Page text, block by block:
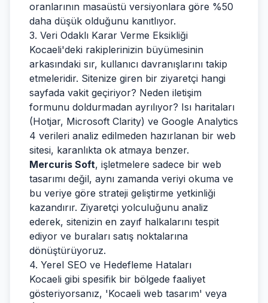
oranlarının masaüstü versiyonlara göre %50
daha düşük olduğunu kanıtlıyor.
3. Veri Odaklı Karar Verme Eksikliği
Kocaeli'deki rakiplerinizin büyümesinin
arkasındaki sır, kullanıcı davranışlarını takip
etmeleridir. Sitenize giren bir ziyaretçi hangi
sayfada vakit geçiriyor? Neden iletişim
formunu doldurmadan ayrılıyor? Isı haritaları
(Hotjar, Microsoft Clarity) ve Google Analytics
4 verileri analiz edilmeden hazırlanan bir web
sitesi, karanlıkta ok atmaya benzer.
Mercuris Soft, işletmelere sadece bir web
tasarımı değil, aynı zamanda veriyi okuma ve
bu veriye göre strateji geliştirme yetkinliği
kazandırır. Ziyaretçi yolculuğunu analiz
ederek, sitenizin en zayıf halkalarını tespit
ediyor ve buraları satış noktalarına
dönüştürüyoruz.
4. Yerel SEO ve Hedefleme Hataları
Kocaeli gibi spesifik bir bölgede faaliyet
gösteriyorsanız, 'Kocaeli web tasarım' veya